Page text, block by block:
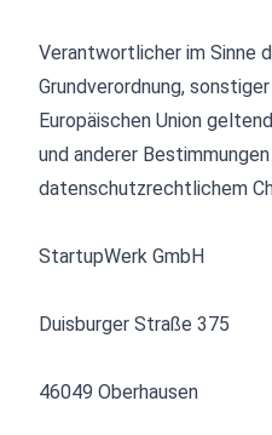
Verantwortlicher im Sinne
Grundverordnung,
Europäischen Union
und anderer
datenschutzrechtlichem
StartupWerk GmbH
Duisburger Straße 375
46049 Oberhausen